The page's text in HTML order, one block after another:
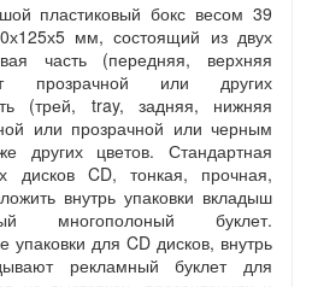
пластиковый бокс весом 39
мм, состоящий из двух
часть (передняя, верхняя
прозрачной или других
(трей, tray, задняя, нижняя
или прозрачной или черным
других цветов. Стандартная
дисков CD, тонкая, прочная,
внутрь упаковки вкладыш
многополоный буклет.
упаковки для CD дисков, внутрь
рекламный буклет для